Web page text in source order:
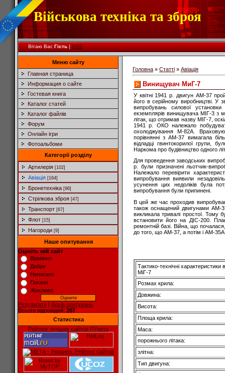
Військова техніка та зброя
Вітаю Вас Гість|RSS
Меню сайту
Главная страница
Информация о сайте
Гостевая книга
Каталог статей
Каталог файлів
Форум
Онлайн ігри
Фотоальбоми
Категорії розділу
Артилерія [102]
Авіація [164]
Бронетехніка [96]
Стрілкова зброя [47]
Транспорт [67]
Флот [15]
Нагороди [9]
Наше опитування
Оцініть мій сайт
Відмінно
Добре
Непогано
Погано
Жахливо
Результати | Архів опитувань
Всього відповідей: 207
Статистика
Рейтинг лучших сайтов РУнета
Головна » Статті » Авіація
Винищувач МиГ-7
У квітні 1941 р. двигун АМ-37
його в серійному виробництві.
випробувань силової
екземплярів винищувача МІГ-3 з
літак, що отримав назву МІГ-7,
1941 р. ОКО належало
охолоджування М-82А.
порівнянні з АМ-37 вимагала
відладці гвинтокорилої групи,
Наркома про будівництво одного
Для проведення заводських
р. були призначені льотчик-
Належало перевірити
випробування виявили
усунення цих недоліків була
випробування були припинені.
В цей же час проходив
також оснащений двигунами АМ-37.
викликала тривалі простої. Тому
встановити його на ДІС-200.
ремонтній базі. Війна, що
до того, що АМ-37, а потім і АМ-35А
Tактико-технічні
МiГ-7
Розмах крила:
Довжина:
Висота:
Площа крила:
Маса:
порожнього літака:
злітна:
Тип двигуна: